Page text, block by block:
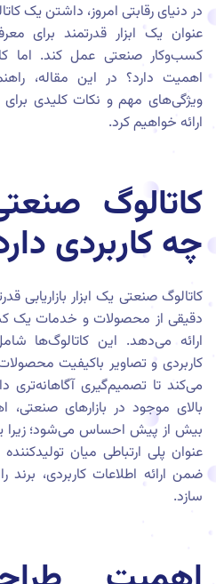
در دنیای رقابتی امروز، داشتن یک
عنوان یک ابزار قدرتمند
کسب‌وکار صنعتی عمل کند. اما
اهمیت دارد؟ در این مقاله،
ویژگی‌های مهم و نکات کلیدی
ارائه خواهیم کرد.
کاتالوگ
چه کاربردی
کاتالوگ صنعتی یک ابزار
دقیقی از محصولات و خدمات یک
ارائه می‌دهد. این کاتالوگ‌ها
کاربردی و تصاویر باکیفیت
می‌کند تا تصمیم‌گیری آگاهانه‌تری
بالای موجود در بازارهای صنعتی،
بیش از پیش احساس می‌شود؛ زیرا
عنوان پلی ارتباطی میان
ضمن ارائه اطلاعات کاربردی،
سازد.